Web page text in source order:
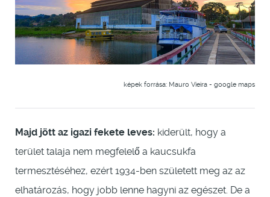
képek forrása: Mauro Vieira - google maps
Majd jött az igazi fekete leves: kiderült, hogy a
terület talaja nem megfelelő a kaucsukfa
termesztéséhez, ezért 1934-ben született meg az az
elhatározás, hogy jobb lenne hagyni az egészet. De a